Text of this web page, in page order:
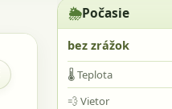
pre tlač
🌦️Počasie
bez zrážok
🌡️Teplota
💨Vietor